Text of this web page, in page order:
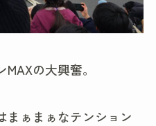
の大興奮。
まぁまぁなテンション